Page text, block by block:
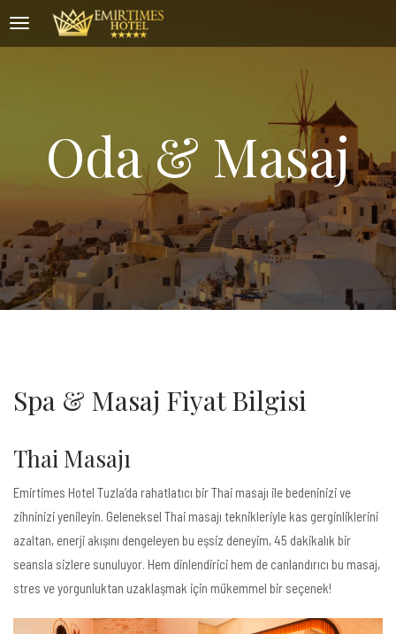
Oda & Masaj
Spa & Masaj Fiyat Bilgisi
Thai Masajı
Emirtimes Hotel Tuzla’da rahatlatıcı bir Thai masajı ile bedeninizi ve
zihninizi yenileyin. Geleneksel Thai masajı teknikleriyle kas gerginliklerini
azaltan, enerji akışını dengeleyen bu eşsiz deneyim, 45 dakikalık bir
seansla sizlere sunuluyor. Hem dinlendirici hem de canlandırıcı bu masaj,
stres ve yorgunluktan uzaklaşmak için mükemmel bir seçenek!